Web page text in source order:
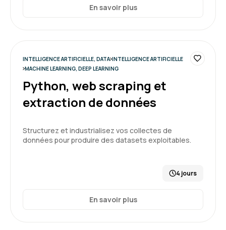
En savoir plus
INTELLIGENCE ARTIFICIELLE, DATA INTELLIGENCE ARTIFICIELLE
MACHINE LEARNING, DEEP LEARNING
Python, web scraping et
extraction de données
Structurez et industrialisez vos collectes de
données pour produire des datasets exploitables.
4 jours
En savoir plus